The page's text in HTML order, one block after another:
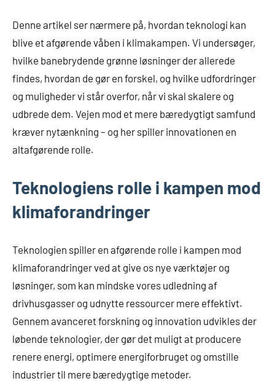
Denne artikel ser nærmere på, hvordan teknologi kan
blive et afgørende våben i klimakampen. Vi undersøger,
hvilke banebrydende grønne løsninger der allerede
findes, hvordan de gør en forskel, og hvilke udfordringer
og muligheder vi står overfor, når vi skal skalere og
udbrede dem. Vejen mod et mere bæredygtigt samfund
kræver nytænkning – og her spiller innovationen en
altafgørende rolle.
Teknologiens rolle i kampen mod
klimaforandringer
Teknologien spiller en afgørende rolle i kampen mod
klimaforandringer ved at give os nye værktøjer og
løsninger, som kan mindske vores udledning af
drivhusgasser og udnytte ressourcer mere effektivt.
Gennem avanceret forskning og innovation udvikles der
løbende teknologier, der gør det muligt at producere
renere energi, optimere energiforbruget og omstille
industrier til mere bæredygtige metoder.